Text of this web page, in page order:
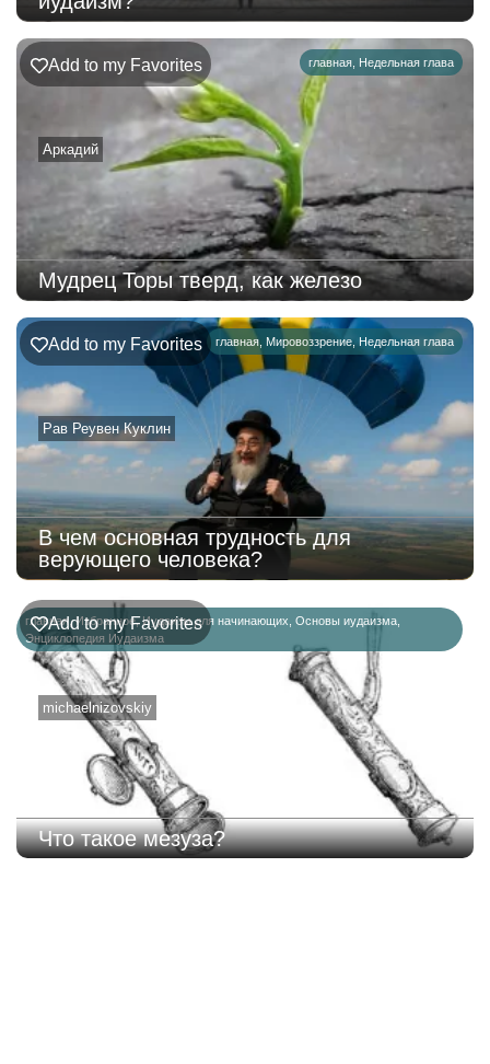
главная Недельная глава
Аркадий
Add to my Favorites
Мудрец Торы тверд, как железо
главная Мировоззрение Недельная глава
Рав Реувен Куклин
Add to my Favorites
В чем основная трудность для
верующего человека?
главная,Избранное,Иудаизм для начинающих Основы иудаизма
Энциклопедия Иудаизма
michaelnizovskiy
Add to my Favorites
Что такое мезуза?